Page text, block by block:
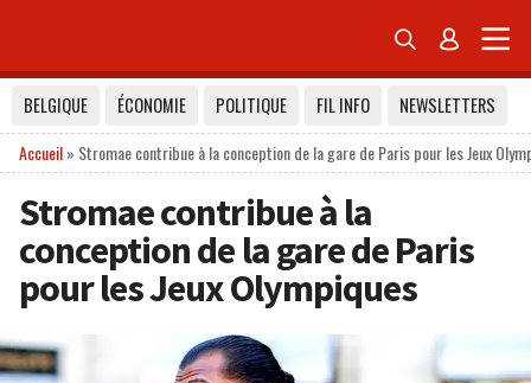
 
BELGIQUE ÉCONOMIE POLITIQUE FIL INFO
NEWSLETTERS
Accueil» Stromae contribue à la conception de la gare de Paris pour les Jeux
Stromae contribue à la
conception de la gare de Paris
pour les Jeux Olympiques